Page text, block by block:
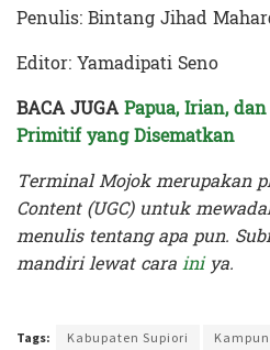
Penulis: Bintang Jihad
Editor: Yamadipati Seno
BACA JUGAPapua, Irian,
Primitif yang Disematkan
Terminal Mojok merupakan
Content (UGC) untuk
menulis tentang apa pun.
mandiri lewat carainiya.
Tags: Kabupaten Supiori